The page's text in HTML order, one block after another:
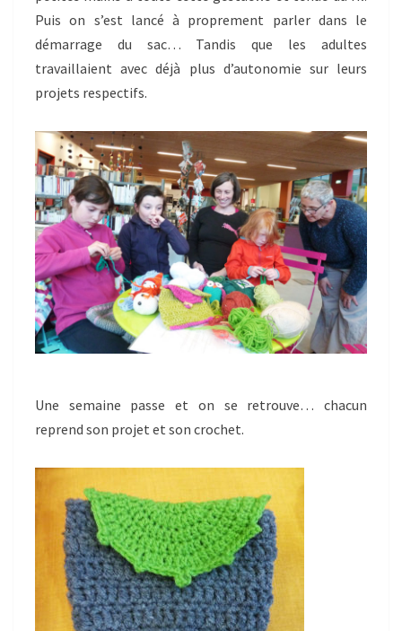
Puis on s’est lancé à proprement parler dans le
démarrage du sac… Tandis que les adultes
travaillaient avec déjà plus d’autonomie sur leurs
projets respectifs.
Une semaine passe et on se retrouve… chacun
reprend son projet et son crochet.